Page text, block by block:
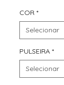
COR *
PULSEIRA *